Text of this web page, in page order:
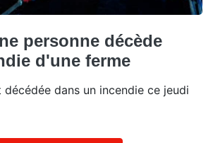
personne décède
d'une ferme
décédée dans un incendie ce jeudi